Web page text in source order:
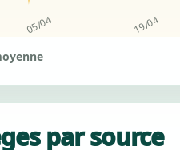
par source